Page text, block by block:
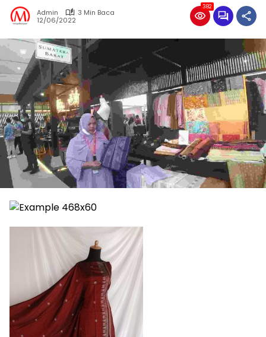
Admin
3 Min Baca
12/06/2022
382